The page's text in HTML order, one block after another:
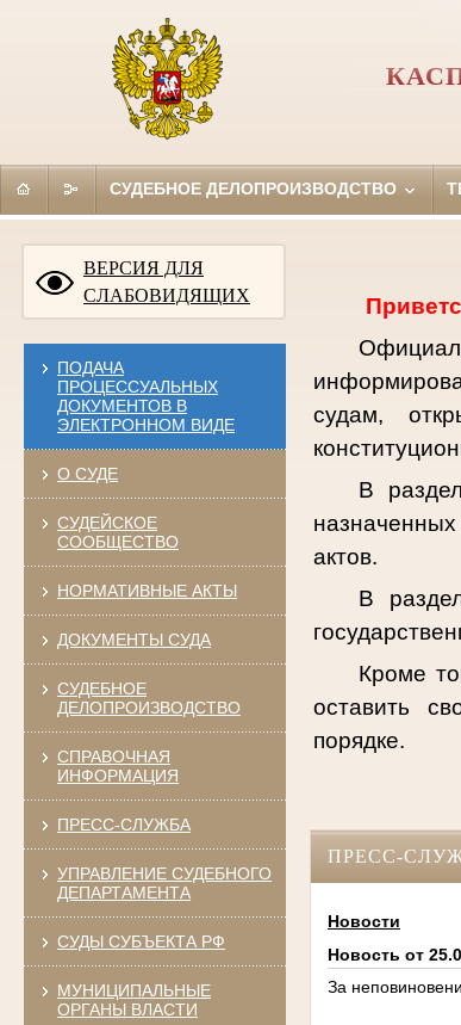
СУДЕБНОЕ ДЕЛОПРОИЗВОДСТВО
ВЕРСИЯ ДЛЯ
СЛАБОВИДЯЩИХ
ПОДАЧА
ПРОЦЕССУАЛЬНЫХ
ДОКУМЕНТОВ В
ЭЛЕКТРОННОМ ВИДЕ
О СУДЕ
СУДЕЙСКОЕ
СООБЩЕСТВО
НОРМАТИВНЫЕ АКТЫ
ДОКУМЕНТЫ СУДА
СУДЕБНОЕ
ДЕЛОПРОИЗВОДСТВО
СПРАВОЧНАЯ
ИНФОРМАЦИЯ
ПРЕСС-СЛУЖБА
УПРАВЛЕНИЕ СУДЕБНОГО
ДЕПАРТАМЕНТА
СУДЫ СУБЪЕКТА РФ
МУНИЦИПАЛЬНЫЕ
ОРГАНЫ ВЛАСТИ
судам,
В
актов.
В
Кроме
оставить
порядке.
ПРЕСС-
Новости
Новость от
За